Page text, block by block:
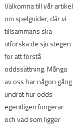
Välkomna till vår artikel
om spelguider, där vi
tillsammans ska
utforska de sju stegen
för att förstå
oddssättning. Många
av oss har någon gång
undrat hur odds
egentligen fungerar
och vad som ligger